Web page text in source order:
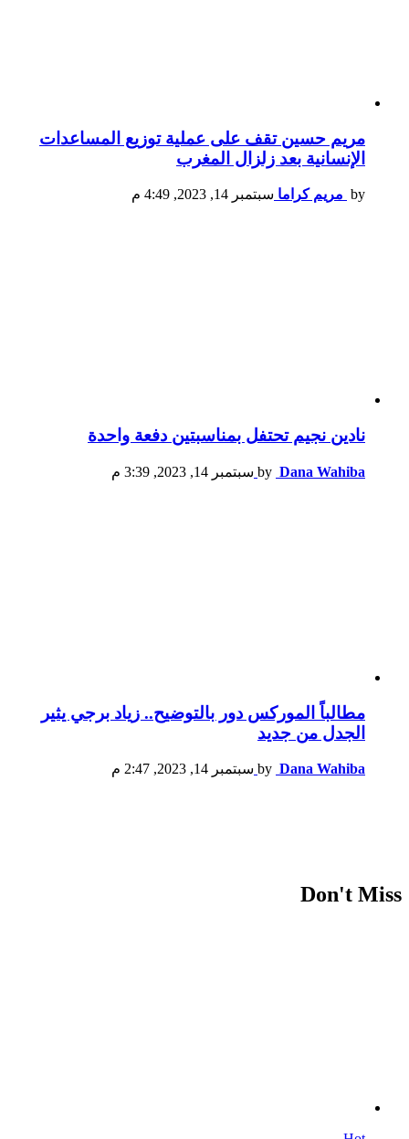
مريم حسين تقف على عملية توزيع المساعدات
الإنسانية بعد زلزال المغرب
by مريم كراما سبتمبر 14, 2023, 4:49 م
نادين نجيم تحتفل بمناسبتين دفعة واحدة
by Dana Wahiba سبتمبر 14, 2023, 3:39 م
مطالباً الموركس دور بالتوضيح.. زياد برجي يثير
الجدل من جديد
by Dana Wahiba سبتمبر 14, 2023, 2:47 م
Don't Miss